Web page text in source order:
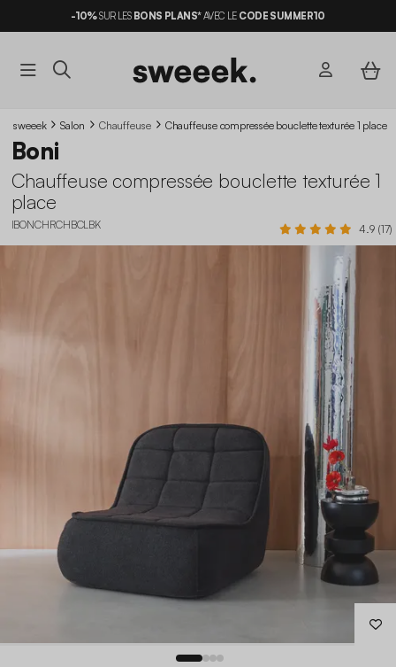
-10%SUR LES BONS PLANS*AVEC LE CODE SUMMER10
sweeek Salon Chauffeuse Chauffeuse compressée bouclette texturée 1 place
Boni
Chauffeuse compressée bouclette texturée 1
place
IBONCHRCHBCLBK 4.9 (17)